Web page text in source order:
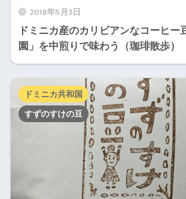
2018年5月3日
ドミニカ産のカリビアンなコーヒー
園」を中煎りで味わう（珈琲散歩）
ドミニカ共和国
すずのすけの豆